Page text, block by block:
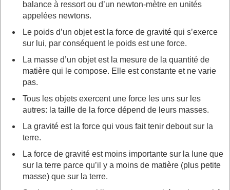
balance à ressort ou d’un newton-mètre en unités
appelées newtons.
Le poids d’un objet est la force de gravité qui s’exerce
sur lui, par conséquent le poids est une force.
La masse d’un objet est la mesure de la quantité de
matière qui le compose. Elle est constante et ne varie
pas.
Tous les objets exercent une force les uns sur les
autres: la taille de la force dépend de leurs masses.
La gravité est la force qui vous fait tenir debout sur la
terre.
La force de gravité est moins importante sur la lune que
sur la terre parce qu’il y a moins de matière (plus petite
masse) que sur la terre.